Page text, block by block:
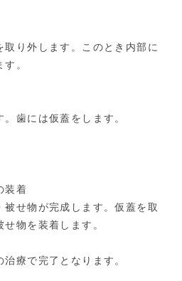
り外します。このとき内部に
。
歯には仮蓋をします。
装着
被せ物が完成します。仮蓋を取
物を装着します。
療で完了となります。